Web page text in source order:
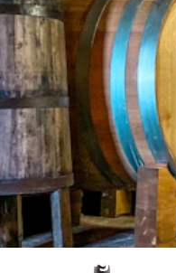
Poderi Luigi Einaudi